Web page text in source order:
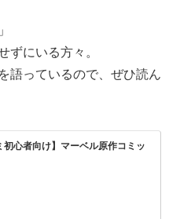
ずにいる方々。
語っているので、ぜひ読ん
初心者向け】マーベル原作コミッ